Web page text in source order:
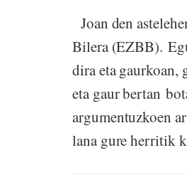
Joan den
Bilera (EZBB).
dira eta
eta gaur bertan
argumentuzkoen
lana gure